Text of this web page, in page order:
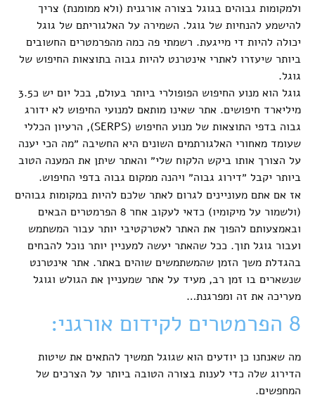
ולמקומות גבוהים בגוגל בצורה אורגנית (ולא ממומנת) צריך
להישמע להנחיות של גוגל. השמירה על האלגוריתם של גוגל
יכולה להיות די מייגעת. רשמתי פה כמה מהפרמטרים החשובים
ביותר שיעזרו לאתרי אינטרנט להיות גבוה בתוצאות החיפוש של
גוגל.
גוגל הוא מנוע החיפוש הפופולרי ביותר בעולם, בכל יום יש כ3.5
מיליארד חיפושים. אתר שאינו מותאם למנועי החיפוש לא ידורג
גבוה בדפי התוצאות של מנוע החיפוש (SERPS), הרעיון הכללי
שעומד מאחורי האלגורתמים השונים היא החשיבה ״מה הכי יענה
על הצורך אותו ביקש הלקוח שלי״ והאתר שיתן את המענה הטוב
ביותר יקבל ״דירוג גבוה״ ויהנה ממקום גבוה בדפי החיפוש.
אז אם אתם מעוניינים לגרום לאתר שלכם להיות במקומות גבוהים
(ולשמור על מיקומיו) כדאי לעקוב אחר 8 הפרמטרים הבאים
ובאמצעותם להפוך את האתר לאטרקטיבי יותר עבור המשתמש
ועבור גוגל תוך. ככל שהאתר יעשה למעניין יותר נוכל להבחים
בהגדלת משך הזמן שהמשתמשים שוהים באתר. אתר אינטרנט
שנשארים בו זמן רב, מעיד על אתר שמעניין את הגולש וגוגל
מעריכה את זה ומפרגנת…
8 הפרמטרים לקידום אורגני:
מה שאנחנו כן יודעים הוא שגוגל תמשיך להתאים את שיטות
הדירוג שלה כדי לענות בצורה הטובה ביותר על הצרכים של
המחפשים.